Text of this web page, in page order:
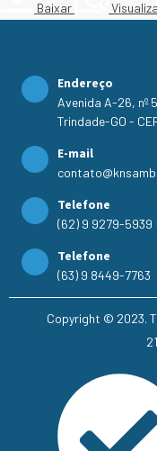
Baixar
Endereço
Avenida A-26, nº
Trindade-GO -
E-mail
Telefone
(62) 9 9279-5939
Telefone
(63) 9 8449-7763
Copyright © 2023.